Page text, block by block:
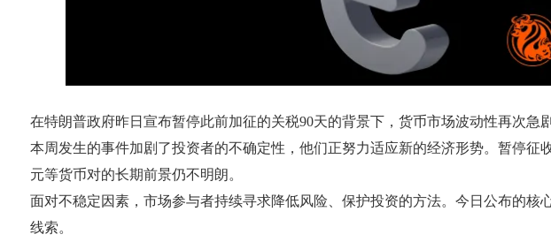
在特朗普政府昨日宣布暂停此前加征的关税90天的背景下，货币市场波动性再次急剧
本周发生的事件加剧了投资者的不确定性，他们正努力适应新的经济形势。暂停
元等货币对的长期前景仍不明朗。
面对不稳定因素，市场参与者持续寻求降低风险、保护投资的方法。今日公布的核
线索。